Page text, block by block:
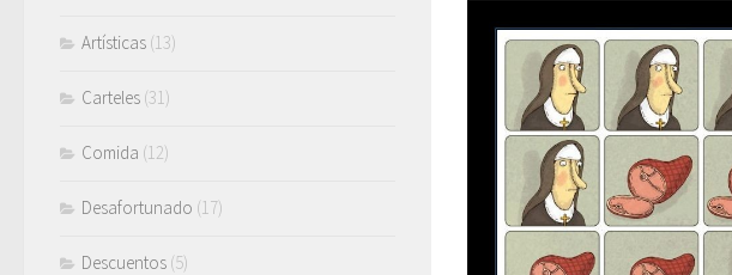
Artísticas (13)
Carteles (31)
Comida (12)
Desafortunado (17)
Descuentos (5)